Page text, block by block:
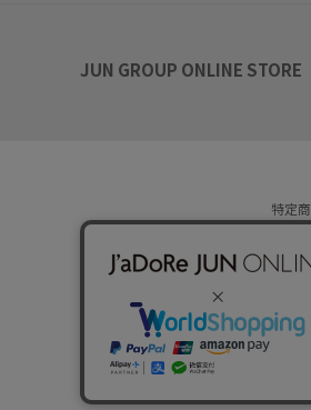
JUN GROUP ONLINE STORE
特定